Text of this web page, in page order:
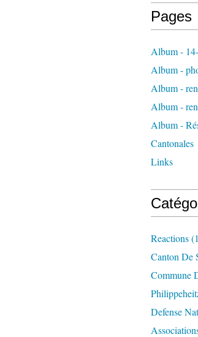
Pages
Album -
Album -
Album -
Album -
Album -
Cantonales
Links
Reactions
Canton De
Commune
Defense